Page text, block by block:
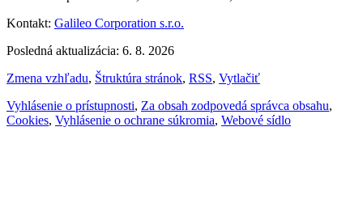
Kontakt: Galileo Corporation s.r.o.
Posledná aktualizácia: 6. 8. 2026
Zmena vzhľadu, Štruktúra stránok, RSS, Vytlačiť
Vyhlásenie o prístupnosti, Za obsah zodpovedá správca obsahu,
Cookies, Vyhlásenie o ochrane súkromia, Webové sídlo